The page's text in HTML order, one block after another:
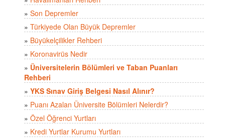
» Son Depremler
» Türkiyede Olan Büyük Depremler
» Büyükelçilikler Rehberi
» Koronavirüs Nedir
» Üniversitelerin Bölümleri ve Taban Puanları
Rehberi
» YKS Sınav Giriş Belgesi Nasıl Alınır?
» Puanı Azalan Üniversite Bölümleri Nelerdir?
» Özel Öğrenci Yurtları
» Kredi Yurtlar Kurumu Yurtları